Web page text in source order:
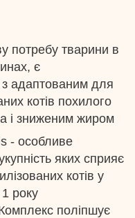
потребу тварини в
є
адаптованим для
котів похилого
і зниженим жиром
- особливе
яких сприяє
котів у
року
поліпшує